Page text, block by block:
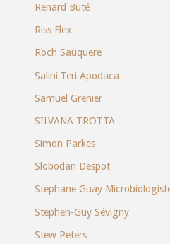
Renard Buté
Riss Flex
Roch Saüquere
Salini Teri Apodaca
Samuel Grenier
SILVANA TROTTA
Simon Parkes
Slobodan Despot
Stephane Guay
Stephen-Guy Sévigny
Stew Peters